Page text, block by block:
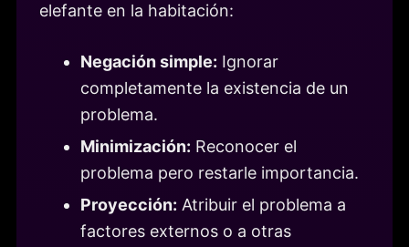
elefante en la habitación:
Negación simple: Ignorar
completamente la existencia de un
problema.
Minimización: Reconocer el
problema pero restarle importancia.
Proyección: Atribuir el problema a
factores externos o a otras